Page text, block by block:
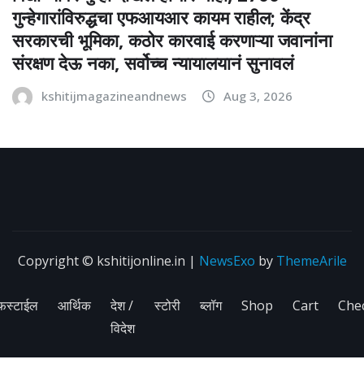
गुन्हेगारांविरुद्धचा एफआयआर कायम राहील; केंद्र
सरकारची भूमिका, कठोर कारवाई करणाऱ्या जवानांना
संरक्षण देऊ नका, सर्वोच्च न्यायालयानं सुनावलं
kshitijmagazineandnews Aug 3, 2026
Copyright © kshitijonline.in | NewsExo by ThemeArile
आर्थिक
देश /
विदेश
स्टोरी ब्लॉग Shop Cart